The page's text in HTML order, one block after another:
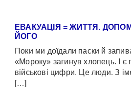
ЕВАКУАЦІЯ = ЖИТТЯ.
ЙОГО
Поки ми доїдали паски й
«Мороку» загинув хлопець. І є
військові цифри. Це люди. З
[…]